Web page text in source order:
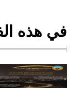
في هذه